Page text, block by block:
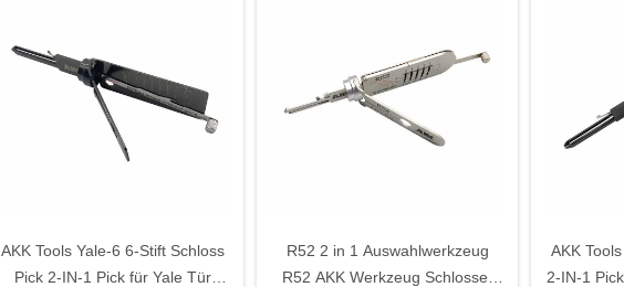
AKK Tools Yale-6 6-Stift Schloss
Pick 2-IN-1 Pick für Yale Tür
R52 2 in 1 Auswahlwerkzeug
R52 AKK Werkzeug Schlosser
AKK
2-IN-1